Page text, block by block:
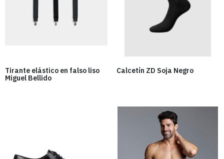
Tirante elástico en falso liso
Miguel Bellido
Calcetín ZD Soja Negro